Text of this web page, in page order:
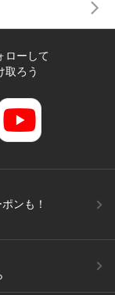
ローして
取ろう
ンも！